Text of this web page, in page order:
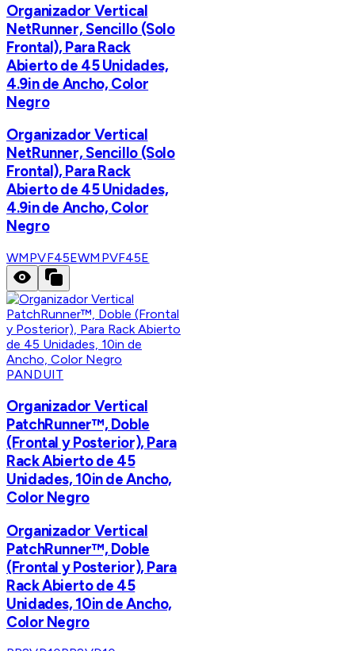
Organizador Vertical
NetRunner, Sencillo (Solo
Frontal), Para Rack
Abierto de 45 Unidades,
4.9in de Ancho, Color
Negro
Organizador Vertical
NetRunner, Sencillo (Solo
Frontal), Para Rack
Abierto de 45 Unidades,
4.9in de Ancho, Color
Negro
WMPVF45EWMPVF45E
PANDUIT
Organizador Vertical
PatchRunner™, Doble
(Frontal y Posterior), Para
Rack Abierto de 45
Unidades, 10in de Ancho,
Color Negro
Organizador Vertical
PatchRunner™, Doble
(Frontal y Posterior), Para
Rack Abierto de 45
Unidades, 10in de Ancho,
Color Negro